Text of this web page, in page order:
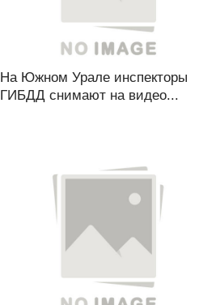
На Южном Урале инспекторы
ГИБДД снимают на видео...